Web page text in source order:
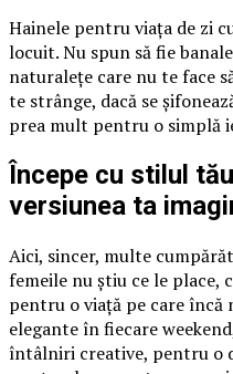
Hainele pentru viața de zi
locuit. Nu spun să fie
naturalețe care nu te face
te strânge, dacă se
prea mult pentru o simplă
Începe cu stilul
versiunea ta
Aici, sincer, multe
femeile nu știu ce le place,
pentru o viață pe care
elegante în fiecare
întâlniri creative, pentru o